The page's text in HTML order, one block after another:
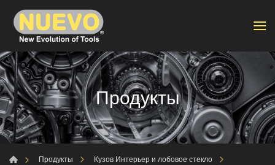
Продукты
Продукты
Кузов Интерьер и лобовое стекло